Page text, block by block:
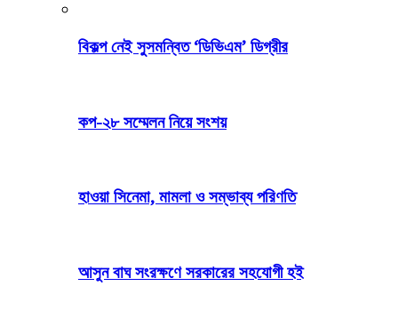
বিকল্প নেই সুসমন্বিত ‘ডিভিএম’ ডিগ্রীর
কপ-২৮ সম্মেলন নিয়ে সংশয়
হাওয়া সিনেমা, মামলা ও সম্ভাব্য পরিণতি
আসুন বাঘ সংরক্ষণে সরকারের সহযোগী হই